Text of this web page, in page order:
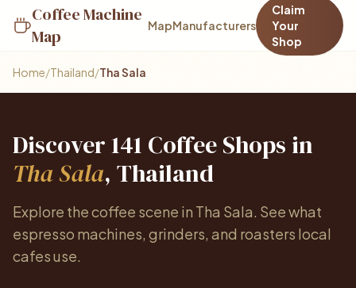
Coffee Machine
Map
MapManufacturers
Claim
Your
Shop
Home/Thailand/Tha Sala
Discover 141 Coffee Shops in
Tha Sala, Thailand
Explore the coffee scene in Tha Sala. See what
espresso machines, grinders, and roasters local
cafes use.